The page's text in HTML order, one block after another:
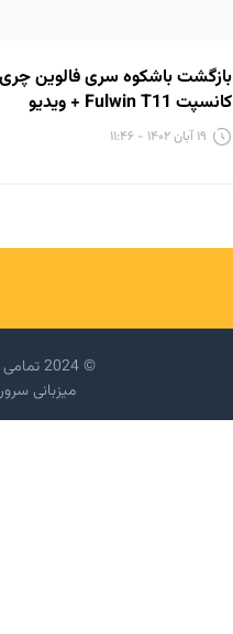
بازگشت باشکوه سری فالوین چری
کانسپت Fulwin T11 + ویدیو
۱۹ آبان ۱۴۰۲ - ۱۱:۴۶
© 2024 تمامی حقوق برای وب سایت خودرودیلی محفوظ است.
میزبانی